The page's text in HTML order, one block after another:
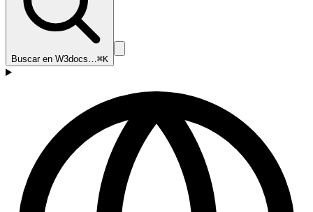
Buscar en W3docs…⌘K